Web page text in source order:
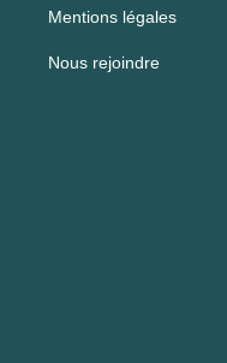
Mentions légales
Nous rejoindre